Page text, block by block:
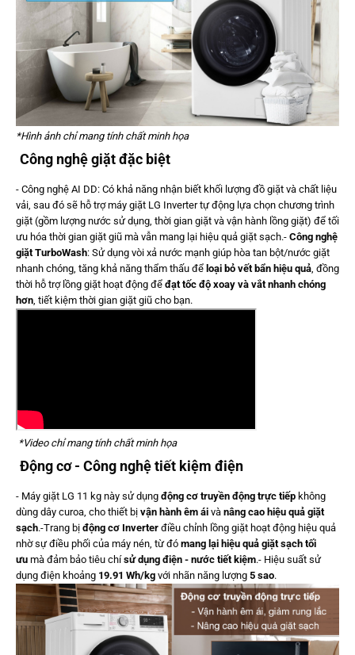
*Hình ảnh chỉ mang tính chất minh họa
Công nghệ giặt đặc biệt
- Công nghệ AI DD: Có khả năng nhận biết khối lượng đồ giặt và chất liệu
vải, sau đó sẽ hỗ trợ máy giặt LG Inverter tự động lựa chọn chương trình
giặt (gồm lượng nước sử dụng, thời gian giặt và vận hành lồng giặt) để tối
ưu hóa thời gian giặt giũ mà vẫn mang lại hiệu quả giặt sạch.- Công nghệ
giặt TurboWash: Sử dụng vòi xả nước mạnh giúp hòa tan bột/nước giặt
nhanh chóng, tăng khả năng thẩm thấu để loại bỏ vết bẩn hiệu quả , đồng
thời hỗ trợ lồng giặt hoạt động để đạt tốc độ xoay và vắt nhanh chóng
hơn , tiết kiệm thời gian giặt giũ cho bạn.
*Video chỉ mang tính chất minh họa
Động cơ - Công nghệ tiết kiệm điện
- Máy giặt LG 11 kg này sử dụng động cơ truyền động trực tiếp không
dùng dây curoa, cho thiết bị vận hành êm ái và nâng cao hiệu quả giặt
sạch.-Trang bị động cơ Inverter điều chỉnh lồng giặt hoạt động hiệu quả
nhờ sự điều phối của máy nén, từ đó mang lại hiệu quả giặt sạch tối
ưu mà đảm bảo tiêu chísử dụng điện - nước tiết kiệm.- Hiệu suất sử
dụng điện khoảng 19.91 Wh/kg với nhãn năng lượng 5 sao.